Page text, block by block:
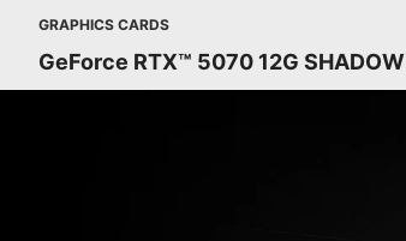
GRAPHICS CARDS
GeForce RTX™ 5070 12G